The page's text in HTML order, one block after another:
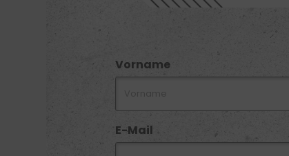
Vorname
E-Mail